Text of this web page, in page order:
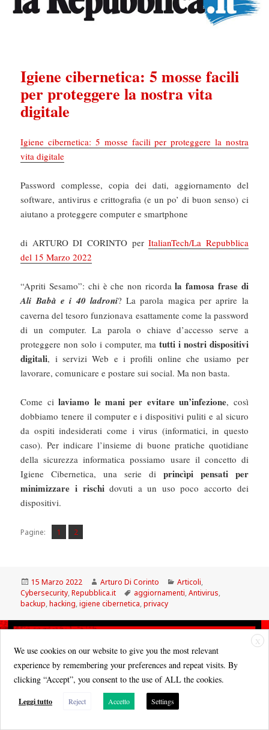
Igiene cibernetica: 5 mosse facili
per proteggere la nostra vita
digitale
Igiene cibernetica: 5 mosse facili per proteggere la nostra
vita digitale
Password complesse, copia dei dati, aggiornamento del
software, antivirus e crittografia (e un po’ di buon senso) ci
aiutano a proteggere computer e smartphone
di ARTURO DI CORINTO perItalianTech/La Repubblica
del 15 Marzo 2022
“Apriti Sesamo”: chi è che non ricordala famosa frase di
Ali Babà e i 40 ladroni? La parola magica per aprire la
caverna del tesoro funzionava esattamente come la password
di un computer. La parola o chiave d’accesso serve a
proteggere non solo i computer, matutti i nostri dispositivi
digitali, i servizi Web e i profili online che usiamo per
lavorare, comunicare e postare sui social. Ma non basta.
Come cilaviamo le mani per evitare un’infezione, così
dobbiamo tenere il computer e i dispositivi puliti e al sicuro
da ospiti indesiderati come i virus (informatici, in questo
caso). Per indicare l’insieme di buone pratiche quotidiane
della sicurezza informatica possiamo usare il concetto di
Igiene Cibernetica, una serie di princìpi pensati per
minimizzare i rischidovuti a un uso poco accorto dei
dispositivi.
Pagine: Pagina
1 ,
Pagina
2
Scritto
il
15 Marzo 2022 Autore
Arturo Di Corinto Categorie
Articoli,
Cybersecurity,Repubblica.it Tag
aggiornamenti,Antivirus,
backup,hacking,igiene cibernetica,privacy
X
We use cookies on our website to give you the most relevant
experience by remembering your preferences and repeat visits. By
clicking “Accept”, you consent to the use of ALL the cookies.
Leggi tutto Reject Accetto Settings